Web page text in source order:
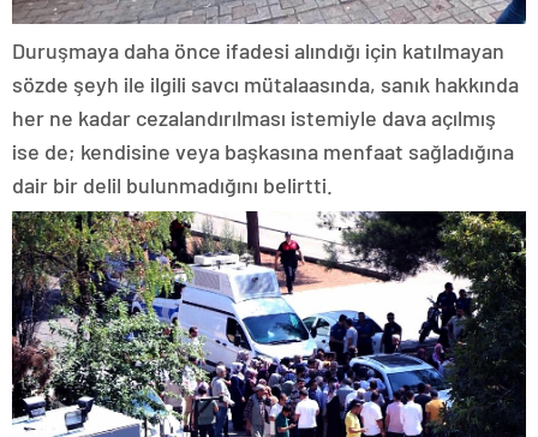
Duruşmaya daha önce ifadesi alındığı için katılmayan
sözde şeyh ile ilgili savcı mütalaasında, sanık hakkında
her ne kadar cezalandırılması istemiyle dava açılmış
ise de; kendisine veya başkasına menfaat sağladığına
dair bir delil bulunmadığını belirtti.